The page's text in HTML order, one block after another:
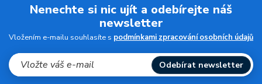
Nenechte si nic ujít a odebírejte náš
newsletter
Vložením e-mailu souhlasíte s podmínkami zpracování osobních údajů
Odebírat newsletter